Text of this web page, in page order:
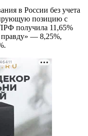
в России без учета
позицию с
получила 11,65%
— 8,25%,